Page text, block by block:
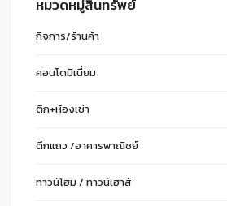
หมวดหมู่สินทรัพย์
กิจการ/ร้านค้า
คอนโดมิเนี่ยม
ตึก+ห้องเช่า
ตึกแถว /อาคารพาณิชย์
ทาวน์โฮม / ทาวน์เฮาส์